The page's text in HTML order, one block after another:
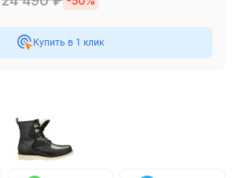
Купить в 1 клик